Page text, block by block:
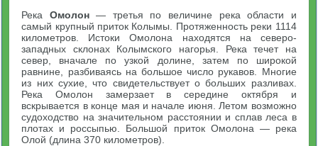
Река Омолон— третья по величине река области и
самый крупный приток Колымы. Протяженность реки 1114
километров. Истоки Омолона находятся на северо-
западных склонах Колымского нагорья. Река течет на
север, вначале по узкой долине, затем по широкой
равнине, разбиваясь на большое число рукавов. Многие
из них сухие, что свидетельствует о больших разливах.
Река Омолон замерзает в середине октября и
вскрывается в конце мая и начале июня. Летом возможно
судоходство на значительном расстоянии и сплав леса в
плотах и россыпью. Большой приток Омолона — река
Олой (длина 370 километров).